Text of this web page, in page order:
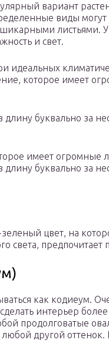
вариант
виды могут
листьями.
и свет.
идеальных
которое имеет
длину буквально за
имеет огромные
длину буквально за
цвет, на
света,
как кодиеум.
сделать интерьер
продолговатые
другой оттенок.